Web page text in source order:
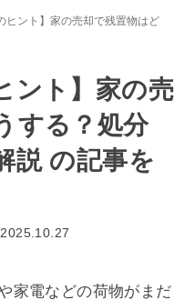
ヒント】家の売却で残置物はどうす
ント】家の売
する？処分
説 の記事を
2025.10.27
家電などの荷物がまだ